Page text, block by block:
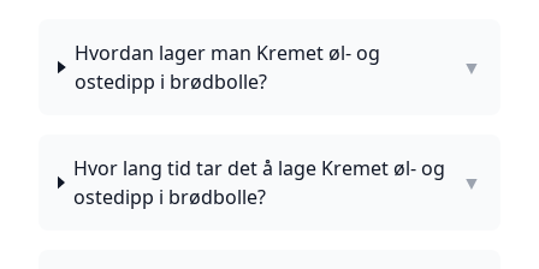
Hvordan lager man Kremet øl- og
ostedipp i brødbolle?
▼
Hvor lang tid tar det å lage Kremet øl- og
ostedipp i brødbolle?
▼